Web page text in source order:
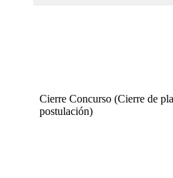
Cierre Concurso (Cierre de
postulación)